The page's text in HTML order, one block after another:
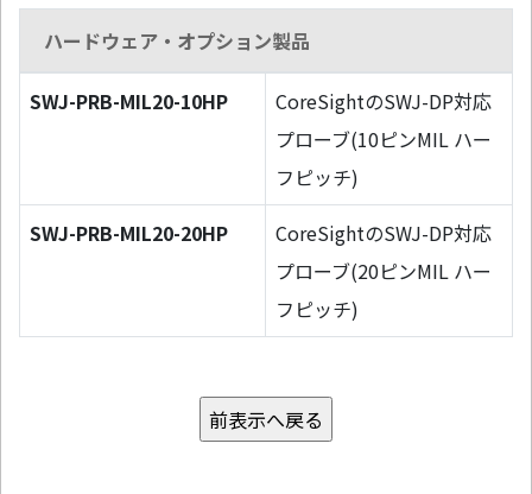
ハードウェア・オプション製品
SWJ-PRB-MIL20-10HP
CoreSightのSWJ-DP対応
プローブ(10ピンMIL ハー
フピッチ)
SWJ-PRB-MIL20-20HP
CoreSightのSWJ-DP対応
プローブ(20ピンMIL ハー
フピッチ)